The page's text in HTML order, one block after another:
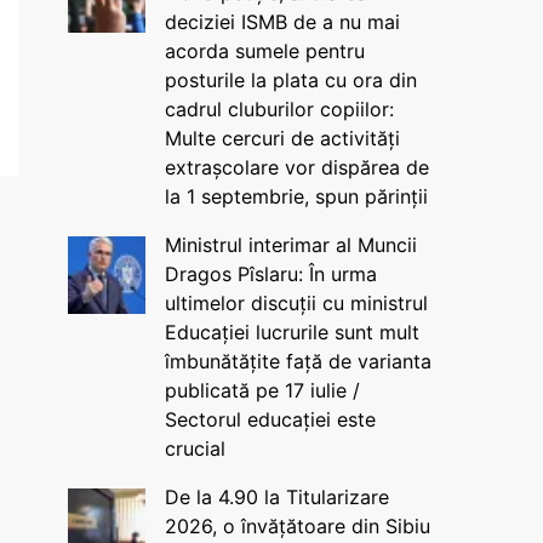
deciziei ISMB de a nu mai
acorda sumele pentru
posturile la plata cu ora din
cadrul cluburilor copiilor:
Multe cercuri de activități
extrașcolare vor dispărea de
la 1 septembrie, spun părinții
Ministrul interimar al Muncii
Dragos Pîslaru: În urma
ultimelor discuții cu ministrul
Educației lucrurile sunt mult
îmbunătățite față de varianta
publicată pe 17 iulie /
Sectorul educației este
crucial
De la 4.90 la Titularizare
2026, o învățătoare din Sibiu